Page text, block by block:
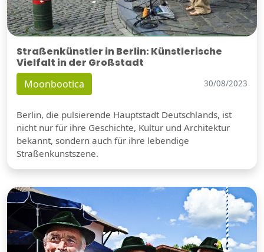
Straßenkünstler in Berlin: Künstlerische
Vielfalt in der Großstadt
Moonbootica 30/08/2023
Berlin, die pulsierende Hauptstadt Deutschlands, ist
nicht nur für ihre Geschichte, Kultur und Architektur
bekannt, sondern auch für ihre lebendige
Straßenkunstszene.